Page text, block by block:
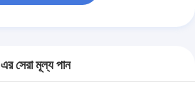
এর সেরা মূল্য পান